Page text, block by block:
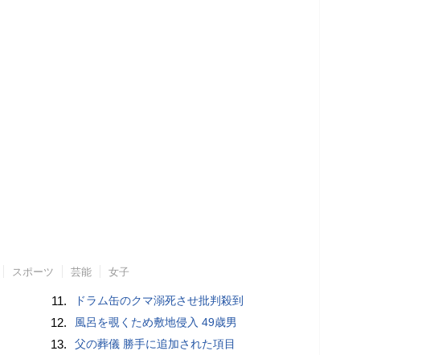
スポーツ 芸能 女子
11. ドラム缶のクマ溺死させ批判殺到
12. 風呂を覗くため敷地侵入 49歳男
13. 父の葬儀 勝手に追加された項目